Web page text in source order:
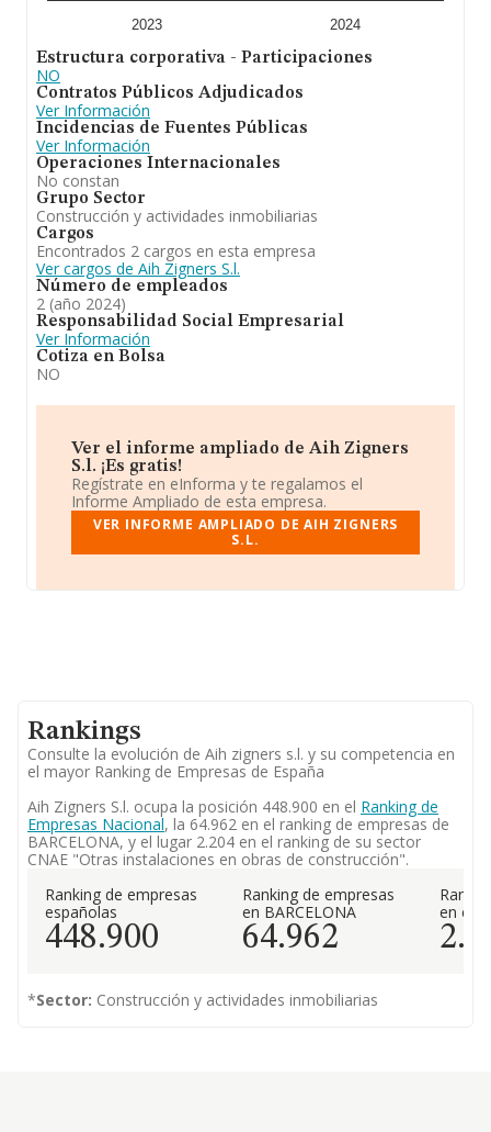
2023 2024
Estructura corporativa - Participaciones
NO
Contratos Públicos Adjudicados
Ver Información
Incidencias de Fuentes Públicas
Ver Información
Operaciones Internacionales
No constan
Grupo Sector
Construcción y actividades inmobiliarias
Cargos
Encontrados 2 cargos en esta empresa
Ver cargos de Aih Zigners S.l.
Número de empleados
2 (año 2024)
Responsabilidad Social Empresarial
Ver Información
Cotiza en Bolsa
NO
Ver el informe ampliado de Aih Zigners
S.l. ¡Es gratis!
Regístrate en eInforma y te regalamos el
Informe Ampliado de esta empresa.
VER INFORME AMPLIADO DE AIH ZIGNERS
S.L.
Rankings
Consulte la evolución de Aih zigners s.l. y su competencia en
el mayor Ranking de Empresas de España
Aih Zigners S.l. ocupa la posición 448.900 en el Ranking de
Empresas Nacional, la 64.962 en el ranking de empresas de
BARCELONA, y el lugar 2.204 en el ranking de su sector
CNAE "Otras instalaciones en obras de construcción".
Ranking de empresas
españolas
448.900
Ranking de empresas
en BARCELONA
64.962
en el
*Sector: Construcción y actividades inmobiliarias